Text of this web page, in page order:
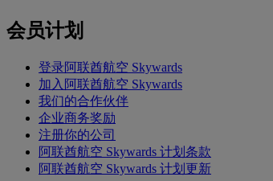
会员计划
登录阿联酋航空 Skywards
加入阿联酋航空 Skywards
我们的合作伙伴
企业商务奖励
注册你的公司
阿联酋航空 Skywards 计划条款
阿联酋航空 Skywards 计划更新